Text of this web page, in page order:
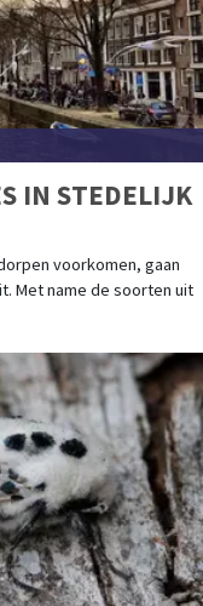
IN STEDELIJK
voorkomen, gaan
Met name de soorten uit